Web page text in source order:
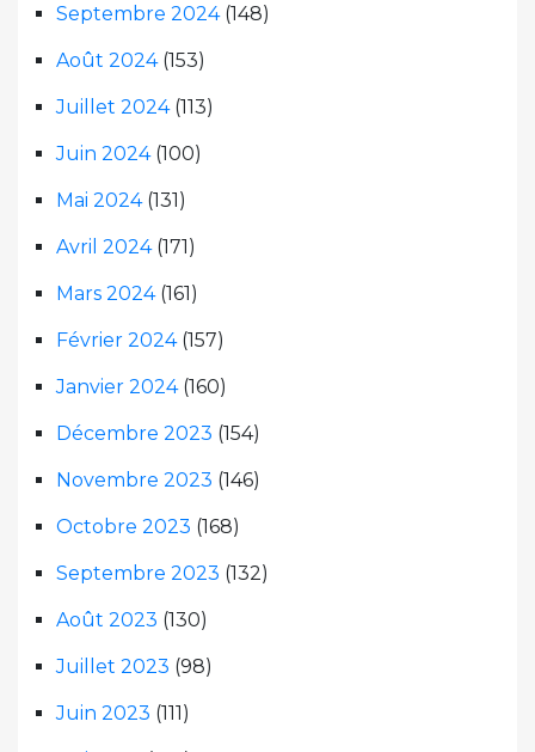
Septembre 2024(148)
Août 2024(153)
Juillet 2024(113)
Juin 2024(100)
Mai 2024(131)
Avril 2024(171)
Mars 2024(161)
Février 2024(157)
Janvier 2024(160)
Décembre 2023 (154)
Novembre 2023 (146)
Octobre 2023 (168)
Septembre 2023 (132)
Août 2023 (130)
Juillet 2023 (98)
Juin 2023 (111)